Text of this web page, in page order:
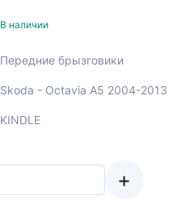
В наличии
Передние брызговики
Skoda - Octavia A5 2004-2013
KINDLE
+